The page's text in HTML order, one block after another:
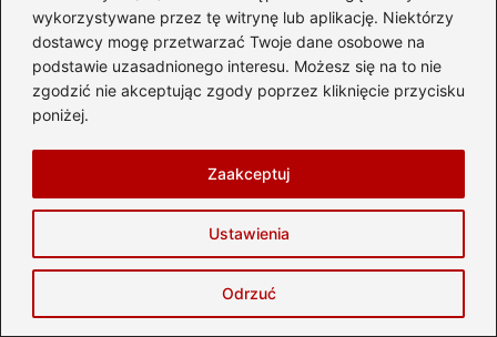
wykorzystywane przez tę witrynę lub aplikację. Niektórzy
dostawcy mogę przetwarzać Twoje dane osobowe na
podstawie uzasadnionego interesu. Możesz się na to nie
zgodzić nie akceptując zgody poprzez kliknięcie przycisku
poniżej.
Ustawienia
Odrzuć
Zaakceptuj
dotrzeć wygodnym autobusem, który łączy
miasto z portem lotniczym. Warto jednak
przybyć na lotnisko co najmniej dwie godziny
przed planowanym wylotem.
Jakie opcje transportu dostępne są z lotniska
Fiumicino do centrum Rzymu?
Najwygodniejszym sposobem transportu z
lotniska Fiumicino do centrum Rzymu jest
pociąg „Leonardo”, który kursuje co pół
godziny i dowozi do dworca Termini w